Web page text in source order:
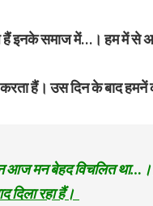
हैं इनके समाज में…। हम में
करता हैं। उस दिन के बाद
आज मन बेहद विचलित था…।
दिला रहा हैं।